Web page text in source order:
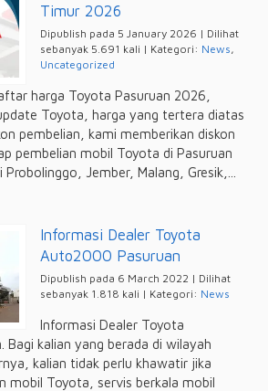
Timur 2026
Dipublish pada 5 January 2026 | Dilihat
sebanyak 5.691 kali | Kategori: News,
Uncategorized
harga Toyota Pasuruan 2026,
Toyota, harga yang tertera diatas
pembelian, kami memberikan diskon
pembelian mobil Toyota di Pasuruan
Jember, Malang, Gresik,...
Informasi Dealer Toyota
Auto2000 Pasuruan
Dipublish pada 6 March 2022 | Dilihat
sebanyak 1.818 kali | Kategori: News
Informasi Dealer Toyota
kalian yang berada di wilayah
kalian tidak perlu khawatir jika
mobil Toyota, servis berkala mobil